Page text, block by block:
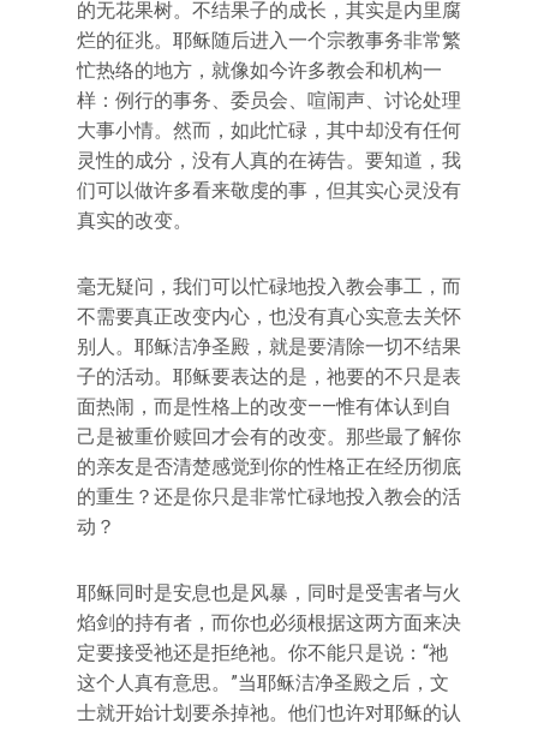
的无花果树。不结果子的成长，其实是内里腐
烂的征兆。耶稣随后进入一个宗教事务非常繁
忙热络的地方，就像如今许多教会和机构一
样：例行的事务、委员会、喧闹声、讨论处理
大事小情。然而，如此忙碌，其中却没有任何
灵性的成分，没有人真的在祷告。要知道，我
们可以做许多看来敬虔的事，但其实心灵没有
真实的改变。
毫无疑问，我们可以忙碌地投入教会事工，而
不需要真正改变内心，也没有真心实意去关怀
别人。耶稣洁净圣殿，就是要清除一切不结果
子的活动。耶稣要表达的是，祂要的不只是表
面热闹，而是性格上的改变——惟有体认到自
己是被重价赎回才会有的改变。那些最了解你
的亲友是否清楚感觉到你的性格正在经历彻底
的重生？还是你只是非常忙碌地投入教会的活
动？
耶稣同时是安息也是风暴，同时是受害者与火
焰剑的持有者，而你也必须根据这两方面来决
定要接受祂还是拒绝祂。你不能只是说：“祂
这个人真有意思。”当耶稣洁净圣殿之后，文
士就开始计划要杀掉祂。他们也许对耶稣的认